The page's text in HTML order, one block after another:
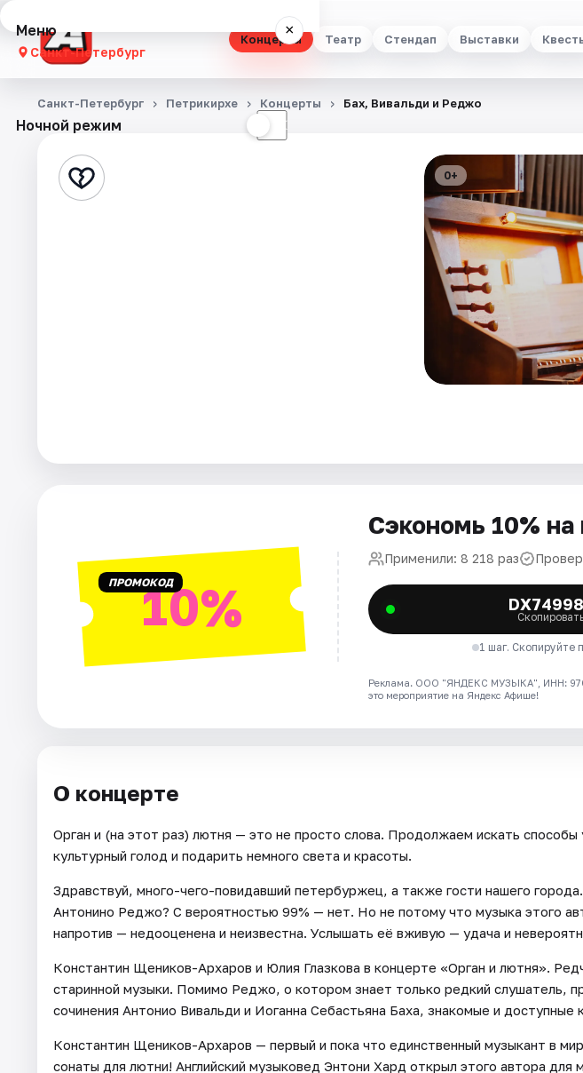
Концерты Театр Стендап Выставки
Меню ×
Санкт-Петербург
Концерты
Стендап
Рейтинги
Ночной режим ☾
Санкт-Петербург Петрикирхе Концерты Бах, Вивальди и Реджо
0+
ПРОМОКОД10%
Сэкономь 10% на
Применили: 8 218 раз
1 шаг. Скопируйте
Реклама. ООО "ЯНДЕКС МУЗЫКА", ИНН:
это мероприятие на Яндекс Афише!
О концерте
Орган и (на этот раз) лютня — это не просто слова. Продолжаем искать способы
культурный голод и подарить немного света и красоты.
Здравствуй, много-чего-повидавший петербуржец, а также гости нашего
Антонино Реджо? С вероятностью 99% — нет. Но не потому что музыка этого
напротив — недооценена и неизвестна. Услышать её вживую — удача и
Константин Щеников-Архаров и Юлия Глазкова в концерте «Орган и лютня».
старинной музыки. Помимо Реджо, о котором знает только редкий слушатель,
сочинения Антонио Вивальди и Иоганна Себастьяна Баха, знакомые и доступные
Константин Щеников-Архаров — первый и пока что единственный музыкант в
сонаты для лютни! Английский музыковед Энтони Хард открыл этого автора